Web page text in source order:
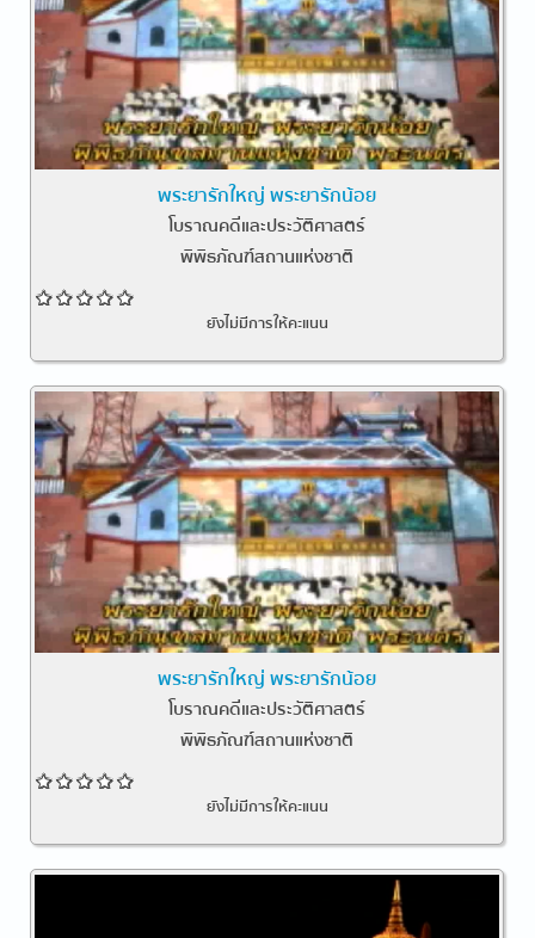
พระยารักใหญ่ พระยารักน้อย
โบราณคดีและประวัติศาสตร์
พิพิธภัณฑ์สถานแห่งชาติ
ยังไม่มีการให้คะแนน
พระยารักใหญ่ พระยารักน้อย
โบราณคดีและประวัติศาสตร์
พิพิธภัณฑ์สถานแห่งชาติ
ยังไม่มีการให้คะแนน